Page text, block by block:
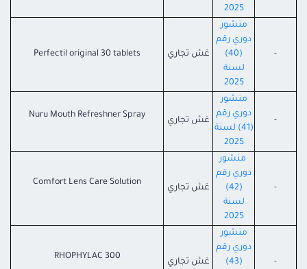
2025
-
منشور
دوري رقم
(40)
لسنة
2025
غش تجاري Perfectil original 30 tablets
-
منشور
دوري رقم
(41) لسنة
2025
غش تجاري
Nuru Mouth Refreshner Spray
-
منشور
دوري رقم
(42)
لسنة
2025
غش تجاري
Comfort Lens Care Solution
-
منشور
دوري رقم
(43)
غش تجاري
RHOPHYLAC 300